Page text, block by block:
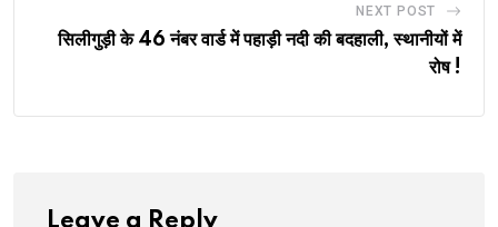
NEXT POST
सिलीगुड़ी के 46 नंबर वार्ड में पहाड़ी नदी की बदहाली, स्थानीयों में
रोष !
Leave a Reply